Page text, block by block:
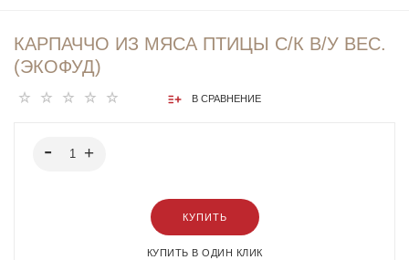
КАРПАЧЧО ИЗ МЯСА ПТИЦЫ С/К В/У ВЕС.
(ЭКОФУД)
В СРАВНЕНИЕ
КУПИТЬ
КУПИТЬ В ОДИН КЛИК